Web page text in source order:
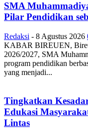
SMA
Pilar Pendidikan
Redaksi - 8 Agustus 2026
KABAR BIREUEN,
2026/2027, SMA
program pendidikan
yang menjadi...
Tingkatkan
Edukasi
Lintas